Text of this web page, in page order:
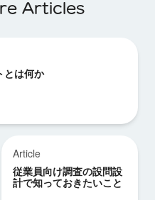
Articles
とは何か
Article
従業員向け調査の設問設
計で知っておきたいこと